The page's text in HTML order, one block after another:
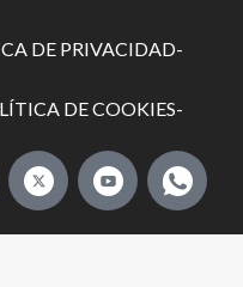
DE PRIVACIDAD-
DE COOKIES-